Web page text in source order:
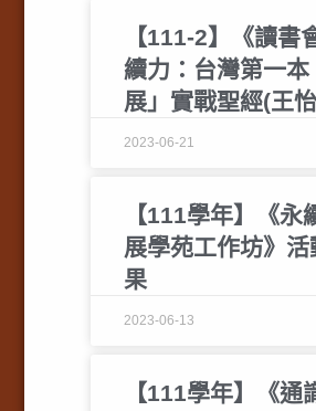
【111-2】《讀書
續力：台灣第一本
展」實戰聖經(王
2023-06-21
【111學年】《永
展學苑工作坊》活
果
2023-06-13
【111學年】《通